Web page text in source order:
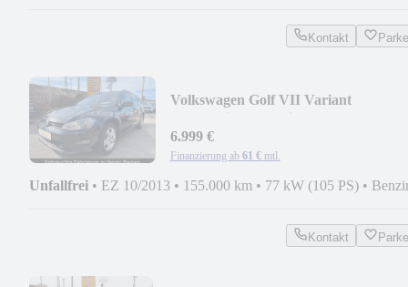
Kontakt
Volkswagen Golf VII Variant
6.999 €
Finanzierung ab 61 € mtl.
Unfallfrei • EZ 10/2013 • 155.000 km • 77 kW (105 PS) •
Kontakt